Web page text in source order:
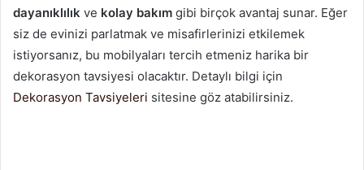
dayanıklılık ve kolay bakım gibi birçok avantaj sunar. Eğer
siz de evinizi parlatmak ve misafirlerinizi etkilemek
istiyorsanız, bu mobilyaları tercih etmeniz harika bir
dekorasyon tavsiyesi olacaktır. Detaylı bilgi için
Dekorasyon Tavsiyeleri sitesine göz atabilirsiniz.